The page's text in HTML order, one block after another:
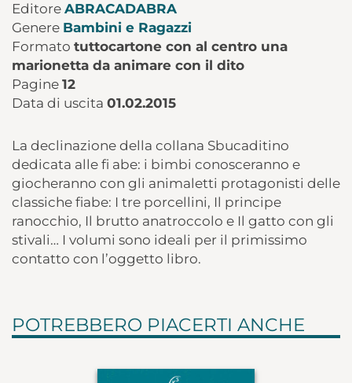
Editore ABRACADABRA
Genere Bambini e Ragazzi
Formato tuttocartone con al centro una
marionetta da animare con il dito
Pagine 12
Data di uscita 01.02.2015
La declinazione della collana Sbucaditino
dedicata alle fi abe: i bimbi conosceranno e
giocheranno con gli animaletti protagonisti delle
classiche fiabe: I tre porcellini, Il principe
ranocchio, Il brutto anatroccolo e Il gatto con gli
stivali… I volumi sono ideali per il primissimo
contatto con l’oggetto libro.
POTREBBERO PIACERTI ANCHE